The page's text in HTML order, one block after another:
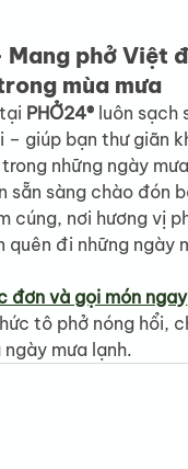
Mang phở Việt
mùa mưa
PHỞ24® luôn sạch
– giúp bạn thư giãn
những ngày
sẵn sàng chào đón
cúng, nơi hương vị
quên đi những ngày
đơn và gọi món ngay
tô phở nóng hổi,
mưa lạnh.